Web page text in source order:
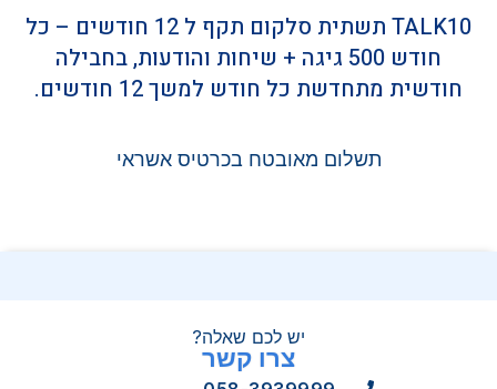
TALK10 תשתית סלקום תקף ל 12 חודשים – כל
חודש 500 גיגה + שיחות והודעות, בחבילה
חודשית מתחדשת כל חודש למשך 12 חודשים.
תשלום מאובטח בכרטיס אשראי
יש לכם שאלה?
צרו קשר